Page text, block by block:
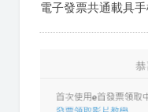
電子發票共通載具